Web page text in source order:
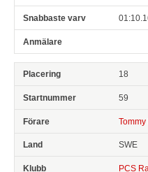
18
59
SWE
PCS